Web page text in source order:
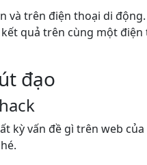
trên điện thoại di
quả trên cùng một
đạo
kỳ vấn đề gì trên web